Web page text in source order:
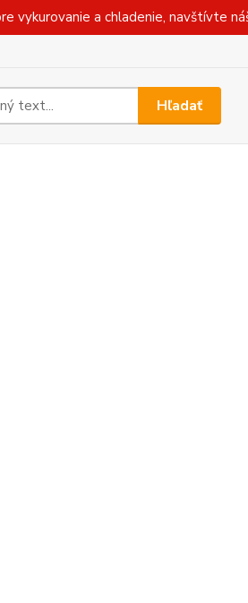
vykurovanie a chladenie, navštívte
Hľadať